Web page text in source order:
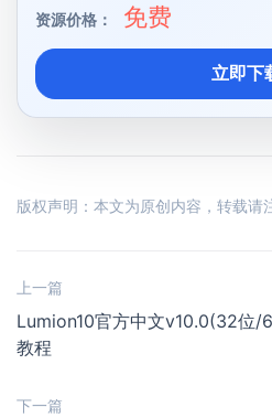
资源价格： 免费
立即下
版权声明：本文为原创内容，转载请
上一篇
Lumion10官方中文v10.0(32位
教程
下一篇